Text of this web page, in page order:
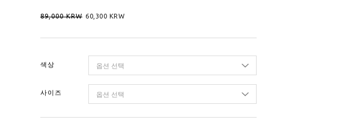
89,000KRW 60,300 KRW
색상
사이즈